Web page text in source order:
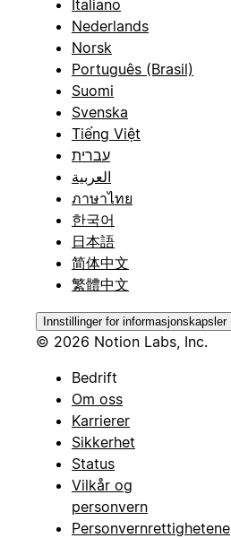
Italiano
Nederlands
Norsk
Português (Brasil)
Suomi
Svenska
Tiếng Việt
עברית
العربية
ภาษาไทย
한국어
日本語
简体中文
繁體中文
Innstillinger for informasjonskapsler
© 2026 Notion Labs, Inc.
Bedrift
Om oss
Karrierer
Sikkerhet
Status
Vilkår og
personvern
Personvernrettighetene